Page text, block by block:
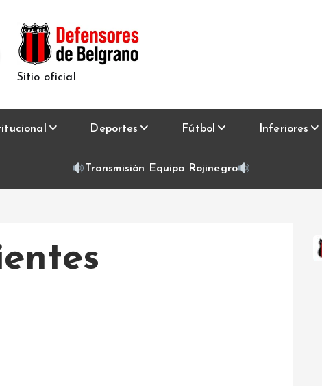
Sitio oficial
Deportes Fútbol Inferiores
Transmisión Equipo Rojinegro